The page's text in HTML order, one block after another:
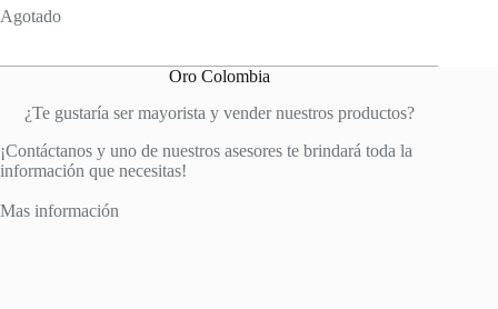
Agotado
Oro Colombia
¿Te gustaría ser mayorista y vender nuestros productos?
¡Contáctanos y uno de nuestros asesores te brindará toda la
información que necesitas!
Mas información